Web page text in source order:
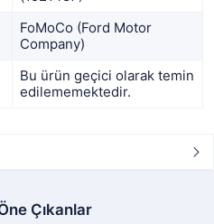
FoMoCo (Ford Motor
Company)
Bu ürün geçici olarak temin
edilememektedir.
Çıkanlar